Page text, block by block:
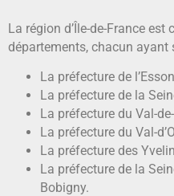
La région d’Île-de-France est
départements, chacun ayant
La préfecture de
La préfecture de la
La préfecture du Val-
La préfecture du Val-
La préfecture des
La préfecture de la
Bobigny.